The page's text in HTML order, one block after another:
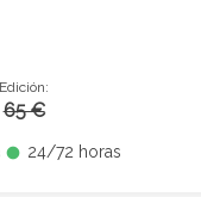
Edición:
65 €
fiber_manual_record 24/72 horas